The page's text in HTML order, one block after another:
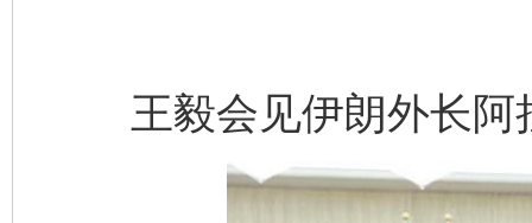
王毅会见伊朗外长阿